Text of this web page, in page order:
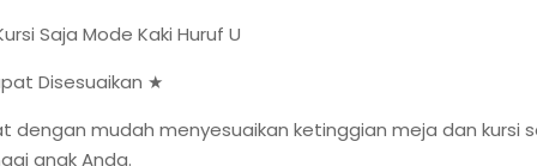
Saja Mode Kaki Huruf U
Disesuaikan ★
dengan mudah menyesuaikan ketinggian meja dan kursi
anak Anda.